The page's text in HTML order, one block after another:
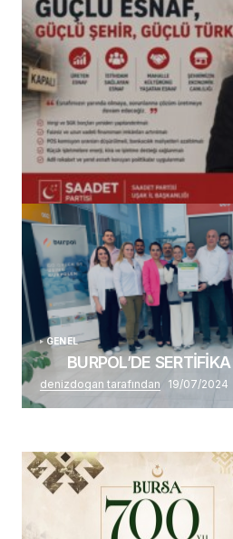
(başlıksız)
Alaattin Karahan tarafından 14/07/2026
GENEL
BURPOL’DE SERTİFİKA
denizdogan tarafından 19/07/2024